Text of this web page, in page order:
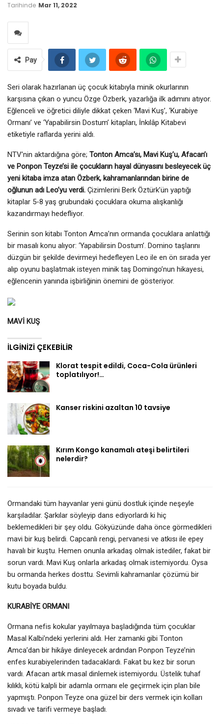
Tarihinde Mar 11, 2022
Pay
Seri olarak hazırlanan üç çocuk kitabıyla minik okurlarının
karşısına çıkan o yuncu Özge Özberk, yazarlığa ilk adımını atıyor.
Eğlenceli ve öğretici diliyle dikkat çeken ‘Mavi Kuş’, ‘Kurabiye
Ormanı’ ve ‘Yapabilirsin Dostum’ kitapları, İnkılâp Kitabevi
etiketiyle raflarda yerini aldı.
NTV’nin aktardığına göre; Tonton Amca’sı, Mavi Kuş’u, Afacan’ı
ve Ponpon Teyze’si ile çocukların hayal dünyasını besleyecek üç
yeni kitaba imza atan Özberk, kahramanlarından birine de
oğlunun adı Leo’yu verdi. Çizimlerini Berk Öztürk’ün yaptığı
kitaplar 5-8 yaş grubundaki çocuklara okuma alışkanlığı
kazandırmayı hedefliyor.
Serinin son kitabı Tonton Amca’nın ormanda çocuklara anlattığı
bir masalı konu alıyor: ‘Yapabilirsin Dostum’. Domino taşlarını
düzgün bir şekilde devirmeyi hedefleyen Leo ile en ön sırada yer
alıp oyunu başlatmak isteyen minik taş Domingo’nun hikayesi,
eğlencenin yanında işbirliğinin önemini de gösteriyor.
MAVİ KUŞ
İLGINIZI ÇEKEBILIR
Klorat tespit edildi, Coca-Cola ürünleri
toplatılıyor!…
Kanser riskini azaltan 10 tavsiye
Kırım Kongo kanamalı ateşi belirtileri
nelerdir?
Ormandaki tüm hayvanlar yeni günü dostluk içinde neşeyle
karşıladılar. Şarkılar söyleyip dans ediyorlardı ki hiç
beklemedikleri bir şey oldu. Gökyüzünde daha önce görmedikleri
mavi bir kuş belirdi. Capcanlı rengi, pervanesi ve atkısı ile epey
havalı bir kuştu. Hemen onunla arkadaş olmak istediler, fakat bir
sorun vardı. Mavi Kuş onlarla arkadaş olmak istemiyordu. Oysa
bu ormanda herkes dosttu. Sevimli kahramanlar çözümü bir
kutu boyada buldu.
KURABİYE ORMANI
Ormana nefis kokular yayılmaya başladığında tüm çocuklar
Masal Kalbi’ndeki yerlerini aldı. Her zamanki gibi Tonton
Amca’dan bir hikâye dinleyecek ardından Ponpon Teyze’nin
enfes kurabiyelerinden tadacaklardı. Fakat bu kez bir sorun
vardı. Afacan artık masal dinlemek istemiyordu. Üstelik tuhaf
kılıklı, kötü kalpli bir adamla ormanı ele geçirmek için plan bile
yapmıştı. Ponpon Teyze ona güzel bir ders vermek için kolları
sıvadı ve tarifi vermeye başladı.